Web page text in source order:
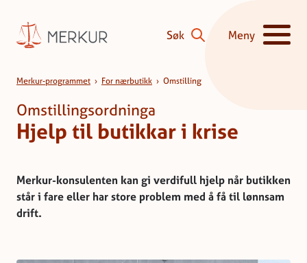
Søk
Meny
Vis/skjul
Omstilling
Merkur-programmet › For nærbutikk › Omstilling
Omstillingsordninga
Hjelp til butikkar i krise
Merkur-konsulenten kan gi verdifull hjelp når butikken
står i fare eller har store problem med å få til lønnsam
drift.